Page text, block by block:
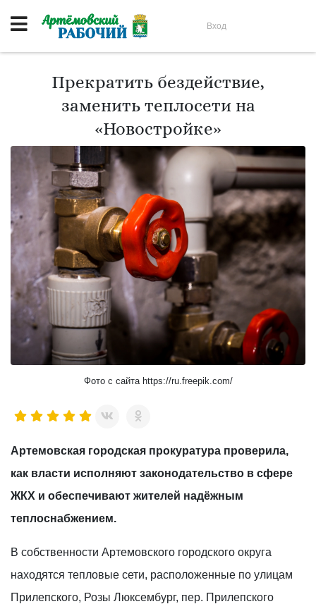
Вход
Прекратить бездействие,
заменить теплосети на
«Новостройке»
Фото с сайта https://ru.freepik.com/
Артемовская городская прокуратура проверила,
как власти исполняют законодательство в сфере
ЖКХ и обеспечивают жителей надёжным
теплоснабжением.
В собственности Артемовского городского округа
находятся тепловые сети, расположенные по улицам
Прилепского, Розы Люксембург, пер. Прилепского